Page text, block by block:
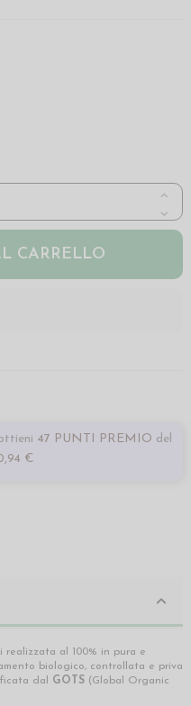
CARRELLO
47 PUNTI PREMIO del
€
realizzata al 100% in pura e
biologico, controllata e priva
dal GOTS (Global Organic